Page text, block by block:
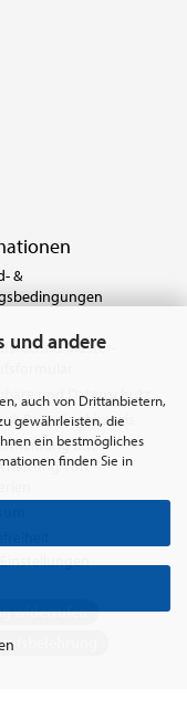
und andere
auch von Drittanbietern,
gewährleisten, die
ein bestmögliches
finden Sie in
&
& Muster-
und Datenschutz
& Recyclinghinweis
und
von
widerrufen